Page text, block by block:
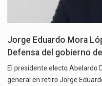
Jorge Eduardo Mora
Defensa del gobierno
El presidente electo Abelardo
general en retiro Jorge